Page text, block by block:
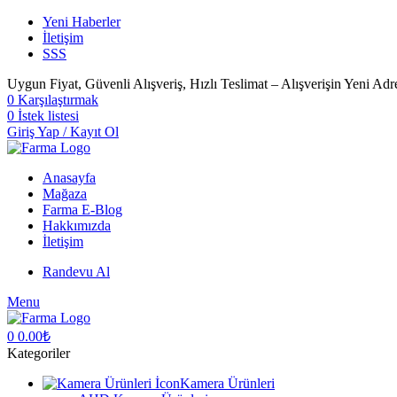
Yeni Haberler
İletişim
SSS
Uygun Fiyat, Güvenli Alışveriş, Hızlı Teslimat – Alışverişin Yeni
0 Karşılaştırmak
0 İstek listesi
Giriş Yap / Kayıt Ol
Anasayfa
Mağaza
Farma E-Blog
Hakkımızda
İletişim
Randevu Al
Menu
0 0.00₺
Kategoriler
Kamera Ürünleri